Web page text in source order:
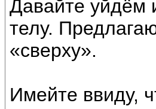
Давайте уйдём
телу.
«сверху».
Имейте ввиду,